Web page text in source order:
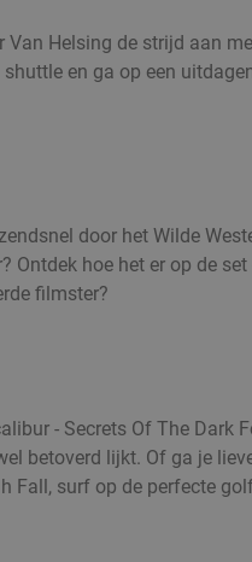
Helsing de strijd aan
en ga op een
door het Wilde
hoe het er op de
filmster?
- Secrets Of The Dark
betoverd lijkt. Of ga je
Fall, surf op de perfecte